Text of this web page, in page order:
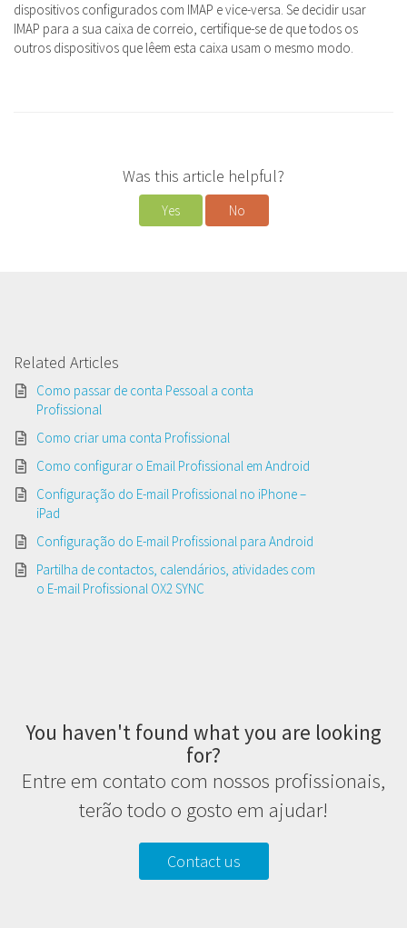
dispositivos configurados com IMAP e vice-versa. Se decidir usar
IMAP para a sua caixa de correio, certifique-se de que todos os
outros dispositivos que lêem esta caixa usam o mesmo modo.
Was this article helpful?
Yes No
Related Articles
Como passar de conta Pessoal a conta
Profissional
Como criar uma conta Profissional
Como configurar o Email Profissional em Android
Configuração do E-mail Profissional no iPhone –
iPad
Configuração do E-mail Profissional para Android
Partilha de contactos, calendários, atividades com
o E-mail Profissional OX2 SYNC
You haven't found what you are looking
for?
Entre em contato com nossos profissionais,
terão todo o gosto em ajudar!
Contact us